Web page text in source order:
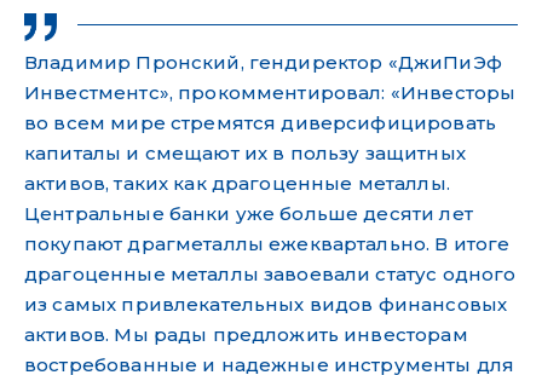
Владимир Пронский, гендиректор «ДжиПиЭф
Инвестментс», прокомментировал: «Инвесторы
во всем мире стремятся диверсифицировать
капиталы и смещают их в пользу защитных
активов, таких как драгоценные металлы.
Центральные банки уже больше десяти лет
покупают драгметаллы ежеквартально. В итоге
драгоценные металлы завоевали статус одного
из самых привлекательных видов финансовых
активов. Мы рады предложить инвесторам
востребованные и надежные инструменты для